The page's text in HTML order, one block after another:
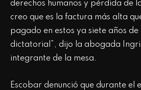
derechos humanos y pérdida de
creo que es la factura más alta
pagado en estos ya siete años
dictatorial”, dijo la abogada
integrante de la mesa.
Escobar denunció que durante el